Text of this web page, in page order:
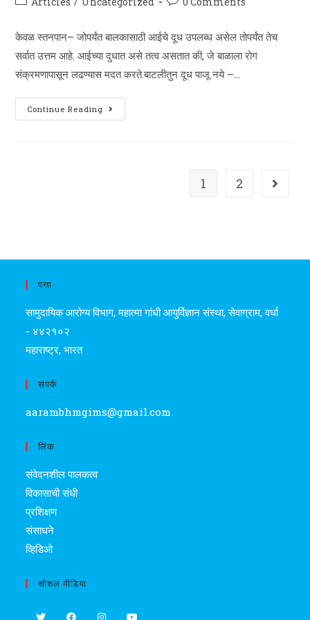
केवळ स्तनपान– जोपर्यंत बालकासाठी आईचे दूध उपलब्ध असेल तोपर्यंत तेच
सर्वात उत्तम आहे. आईच्या दुधात असे तत्व असतात की, जे बाळाला रोग
संक्रमणापासून लढण्यास मदत करते.बाटलीतुन दूध पाजू नये –…
Continue Reading Articles
1
1 2 Go to
पत्ता
सामुदायिक आरोग्य विभाग, महात्मा गांधी आयुर्विज्ञान संस्था, सेवाग्राम, वर्धा
- ४४२१०२
महाराष्ट्र, भारत
संपर्क
aarambhmgims@gmail.com
लिंक
संवेदनशील पालकत्व
विकासाची संधी
प्रशिक्षण
संसाधने
व्हिडिओ
सोशल मीडिया